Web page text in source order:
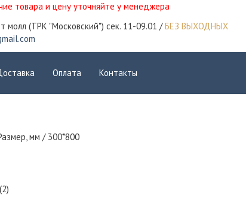
товара и цену уточняйте у менеджера
молл (ТРК "Московский") сек. 11-09.01 /БЕЗ ВЫХОДНЫХ
Оплата Контакты
мм / 300*800